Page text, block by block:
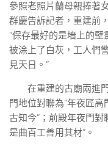
參照老照片蘭母親捧著
群慶告訴記者，重建前
“保存最好的是墻上的
被涂上了白灰，工人們
見天日。”
在重建的古廟兩進門
門地位對聯為“年夜匠高
古知今”；前殿年夜門
是曲百工善用其材”。